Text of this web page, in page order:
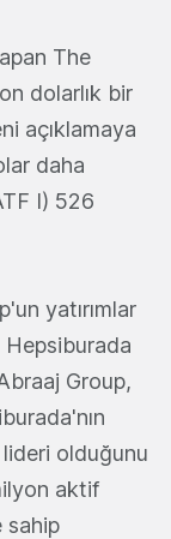
The
dolarlık bir
açıklamaya
daha
I) 526
yatırımlar
Hepsiburada
Group,
olduğunu
aktif
sahip